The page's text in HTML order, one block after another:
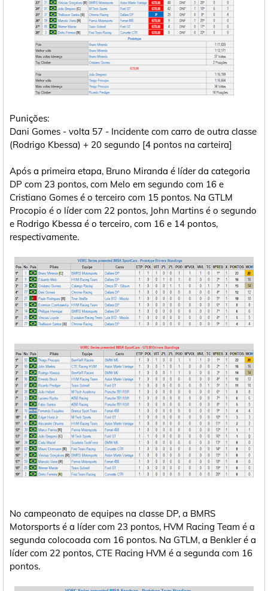
Punições:
Dani Gomes - volta 57 - Incidente com carro de outra classe
(Rodrigo Kbessa) + 20 segundo [4 pontos na carteira]
Após a primeira etapa, Bruno Miranda é líder da categoria
DP com 23 pontos, com Melo em segundo com 16 e
Cristiano Gomes é o terceiro com 15 pontos. Na GTLM
Procopio é o líder com 22 pontos, John Martins é o segundo
e Rodrigo Kbessa é o terceiro, com 16 e 14 pontos,
respectivamente.
No campeonato de equipes na classe DP, a BMRS
Motorsports é a líder com 23 pontos, HVM Racing Team é a
segunda colocoada com 16 pontos. Na GTLM, a Benkler é a
líder com 22 pontos, CTE Racing HVM é a segunda com 16
pontos.